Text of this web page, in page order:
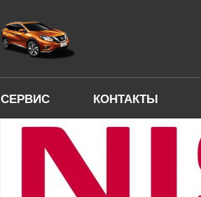
СЕРВИС КОНТАКТЫ